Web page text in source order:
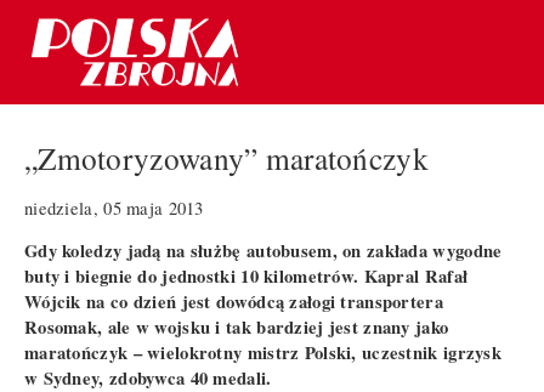
„Zmotoryzowany” maratończyk
niedziela, 05 maja 2013
Gdy koledzy jadą na służbę autobusem, on zakłada wygodne
buty i biegnie do jednostki 10 kilometrów. Kapral Rafał
Wójcik na co dzień jest dowódcą załogi transportera
Rosomak, ale w wojsku i tak bardziej jest znany jako
maratończyk – wielokrotny mistrz Polski, uczestnik igrzysk
w Sydney, zdobywca 40 medali.